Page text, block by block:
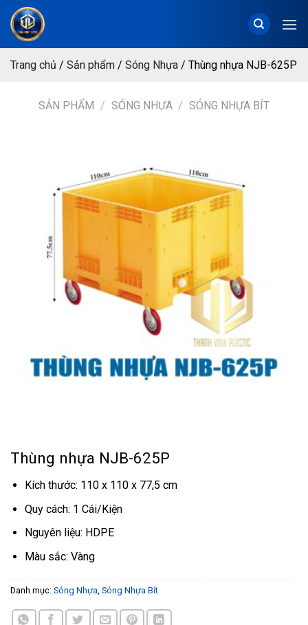
Chuyển
đến
dungTrang chủ / Sản phẩm / Sóng Nhựa / Thùng nhựa NJB-625P
SẢN PHẨM / SÓNG NHỰA / SÓNG NHỰA BÍT
Thùng nhựa NJB-625P
Kích thước: 110 x 110 x 77,5 cm
Quy cách: 1 Cái/Kiện
Nguyên liệu: HDPE
Màu sắc: Vàng
Danh mục: Sóng Nhựa Sóng Nhựa Bít